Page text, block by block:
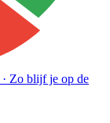
· Zo blijf je op de